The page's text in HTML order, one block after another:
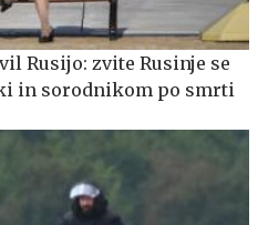
Rusijo: zvite Rusinje se
in sorodnikom po smrti